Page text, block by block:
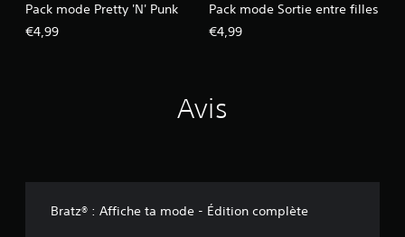
Pack mode Pretty 'N' Punk
€4,99
Pack mode Sortie entre filles
€4,99
Avis
Bratz® : Affiche ta mode - Édition complète